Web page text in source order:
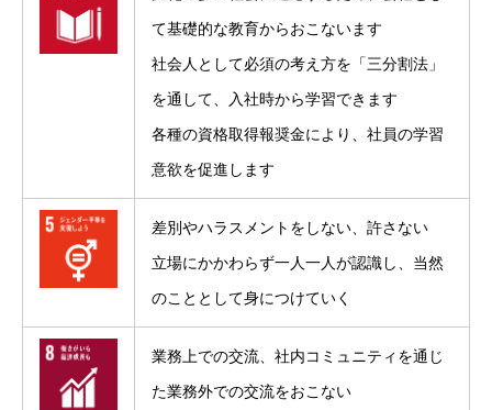
て基礎的な教育からおこないます
社会人として必須の考え方を「三分割法」
を通して、入社時から学習できます
各種の資格取得報奨金により、社員の学習
意欲を促進します
差別やハラスメントをしない、許さない
立場にかかわらず一人一人が認識し、当然
のこととして身につけていく
業務上での交流、社内コミュニティを通じ
た業務外での交流をおこない